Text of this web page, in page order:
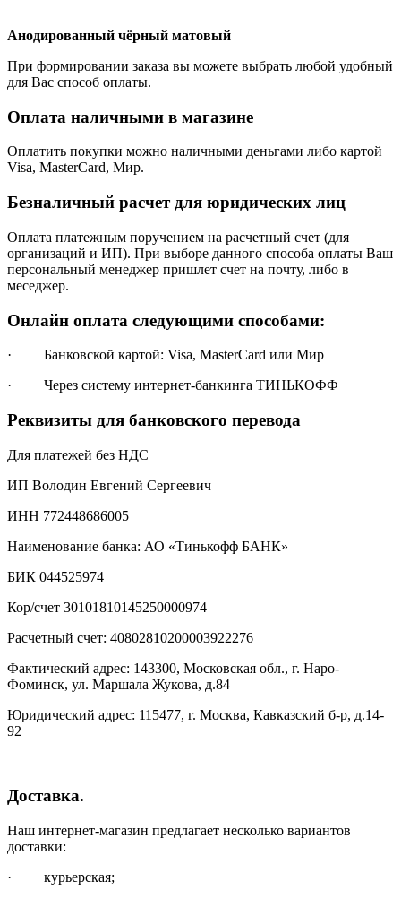
Анодированный чёрный матовый
При формировании заказа вы можете выбрать любой удобный
для Вас способ оплаты.
Оплата наличными в магазине
Оплатить покупки можно наличными деньгами либо картой
Visa, MasterCard, Мир.
Безналичный расчет для юридических лиц
Оплата платежным поручением на расчетный счет (для
организаций и ИП). При выборе данного способа оплаты Ваш
персональный менеджер пришлет счет на почту, либо в
меседжер.
Онлайн оплата следующими способами:
· Банковской картой: Visa, MasterCard или Мир
· Через систему интернет-банкинга ТИНЬКОФФ
Реквизиты для банковского перевода
Для платежей без НДС
ИП Володин Евгений Сергеевич
ИНН 772448686005
Наименование банка: АО «Тинькофф БАНК»
БИК 044525974
Кор/счет 30101810145250000974
Расчетный счет: 40802810200003922276
Фактический адрес: 143300, Московская обл., г. Наро-
Фоминск, ул. Маршала Жукова, д.84
Юридический адрес: 115477, г. Москва, Кавказский б-р, д.14-
92
Доставка.
Наш интернет-магазин предлагает несколько вариантов
доставки:
· курьерская;